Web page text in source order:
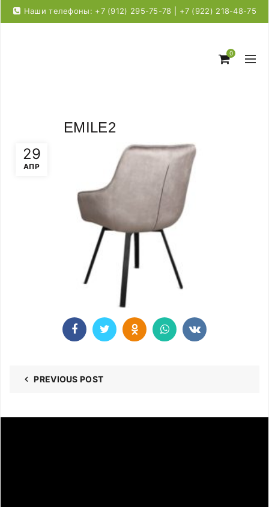
Наши телефоны: +7 (912) 295-75-78 | +7 (922) 218-48-75
0
29
АПР
EMILE2
PREVIOUS POST